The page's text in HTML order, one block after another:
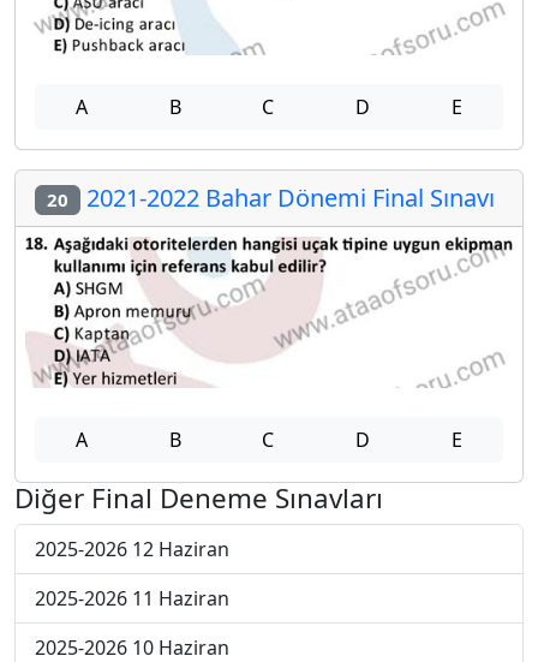
A B C D E
20 2021-2022 Bahar Dönemi Final Sınavı
A B C D E
Diğer Final Deneme Sınavları
2025-2026 12 Haziran
2025-2026 11 Haziran
2025-2026 10 Haziran